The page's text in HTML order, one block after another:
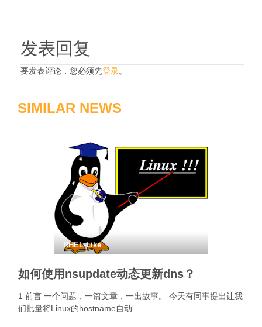
发表回复
要发表评论，您必须先登录。
SIMILAR NEWS
RHEL-Like
如何使用nsupdate动态更新dns？
1 前言 一个问题，一篇文章，一出故事。 今天有同事提出让我
们批量将Linux的hostname自动 …